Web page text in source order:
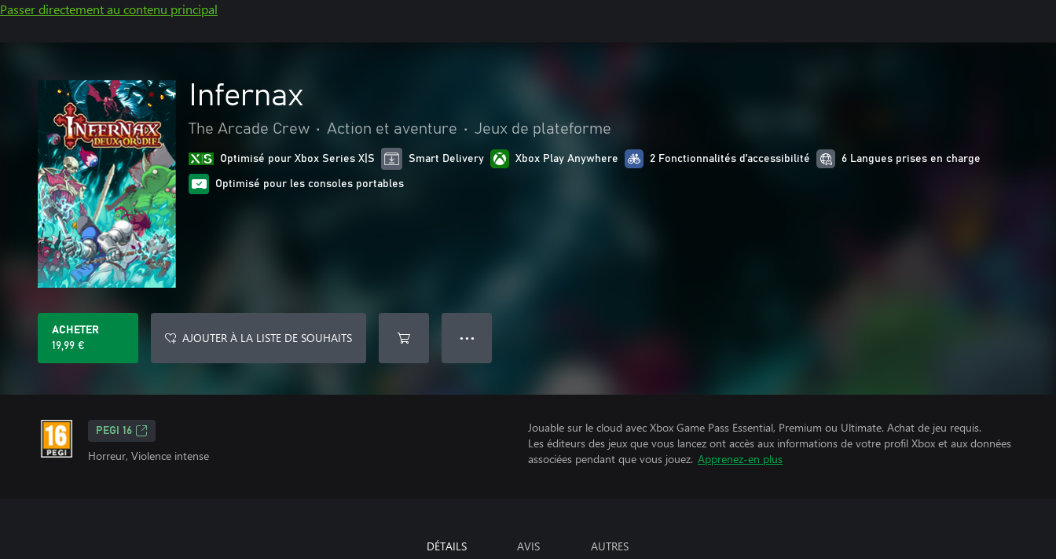
Passer directement au contenu principal
Infernax
The Arcade Crew • Action et aventure • Jeux de plateforme
Optimisé pour Xbox Series X|S Smart Delivery Xbox Play Anywhere 2 Fonctionnalités d’accessibilité 6 Langues prises en charge
Optimisé pour les consoles portables
ACHETER
19,99 €
AJOUTER À LA LISTE DE SOUHAITS ● ● ●
PEGI 16
Horreur, Violence intense
Jouable sur le cloud avec Xbox Game Pass Essential, Premium ou Ultimate. Achat de jeu requis.
Les éditeurs des jeux que vous lancez ont accès aux informations de votre profil Xbox et aux données
associées pendant que vous jouez. Apprenez-en plus
DÉTAILS AVIS AUTRES